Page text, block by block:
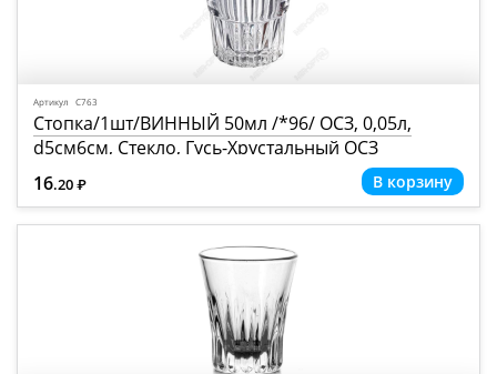
Артикул С763
Стопка/1шт/ВИННЫЙ 50мл /*96/ ОСЗ, 0,05л,
d5см6см, Стекло, Гусь-Хрустальный ОСЗ
(РОССИЯ)
16.20 Р
=